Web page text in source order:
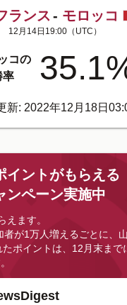
ランス - モロッコ
12月14日19:00 （UTC）
コの
率
35.1
新: 2022年12月18日
イントがもらえる
ンペーン実施中
ます。
が1万人増えるごとに、
ポイントは、12月末まで